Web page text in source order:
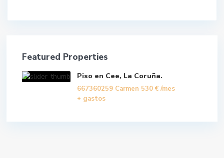
Featured Properties
Piso en Cee, La Coruña.
667360259 Carmen 530 € /mes
+ gastos